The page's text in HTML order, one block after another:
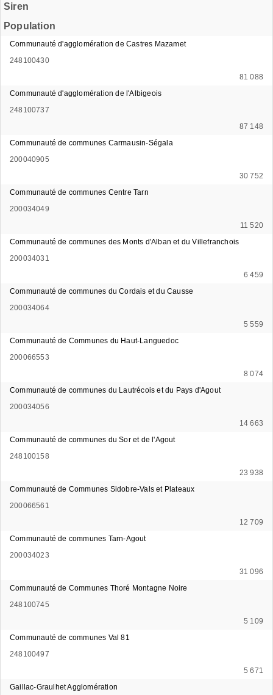
Siren
Population
Communauté d'agglomération de Castres Mazamet
248100430
81 088
Communauté d'agglomération de l'Albigeois
248100737
87 148
Communauté de communes Carmausin-Ségala
200040905
30 752
Communauté de communes Centre Tarn
200034049
11 520
Communauté de communes des Monts d'Alban et du Villefranchois
200034031
6 459
Communauté de communes du Cordais et du Causse
200034064
5 559
Communauté de Communes du Haut-Languedoc
200066553
8 074
Communauté de communes du Lautrécois et du Pays d'Agout
200034056
14 663
Communauté de communes du Sor et de l'Agout
248100158
23 938
Communauté de Communes Sidobre-Vals et Plateaux
200066561
12 709
Communauté de communes Tarn-Agout
200034023
31 096
Communauté de Communes Thoré Montagne Noire
248100745
5 109
Communauté de communes Val 81
248100497
5 671
Gaillac-Graulhet Agglomération